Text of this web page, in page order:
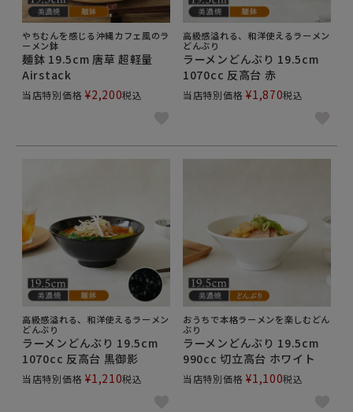
やちむんを感じる沖縄カフェ風のラ
ーメン鉢
麺鉢 19.5cm 唐草 超軽量
Airstack
当店特別価格 ¥2,200税込
高級感溢れる、和洋使えるラーメン
どんぶり
ラーメンどんぶり 19.5cm
1070cc 反高台 赤
当店特別価格 ¥1,870税込
高級感溢れる、和洋使えるラーメン
どんぶり
ラーメンどんぶり 19.5cm
1070cc 反高台 黒御影
当店特別価格 ¥1,210税込
おうちで本格ラーメンを楽しむどん
ぶり
ラーメンどんぶり 19.5cm
990cc 切立高台 ホワイト
当店特別価格 ¥1,100税込